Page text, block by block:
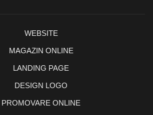
WEBSITE
MAGAZIN ONLINE
LANDING PAGE
DESIGN LOGO
PROMOVARE ONLINE